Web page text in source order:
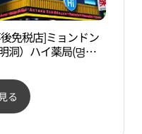
免税店]ミョンドン
明洞）ハイ薬局(명동
る